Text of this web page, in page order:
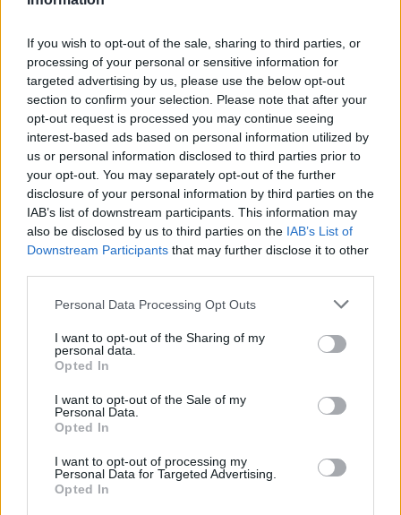
If you wish to opt-out of the sale, sharing to third parties, or
processing of your personal or sensitive information for
targeted advertising by us, please use the below opt-out
section to confirm your selection. Please note that after your
opt-out request is processed you may continue seeing
interest-based ads based on personal information utilized by
us or personal information disclosed to third parties prior to
your opt-out. You may separately opt-out of the further
disclosure of your personal information by third parties on the
IAB’s list of downstream participants. This information may
also be disclosed by us to third parties on the IAB’s List of
Downstream Participants that may further disclose it to other
Personal Data Processing Opt Outs
I want to opt-out of the Sharing of my
personal data.
Opted In
I want to opt-out of the Sale of my
Personal Data.
Opted In
I want to opt-out of processing my
Personal Data for Targeted Advertising.
Opted In